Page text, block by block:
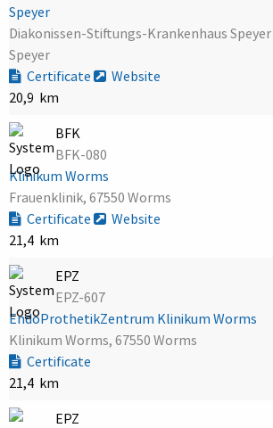
Speyer
Diakonissen-Stiftungs-Krankenhaus
Speyer
Certificate
Website
20,9 km
BFK
BFK-080
Klinikum Worms
Frauenklinik, 67550 Worms
Certificate
Website
21,4 km
EPZ
EPZ-607
EndoProthetikZentrum Klinikum Worms
Klinikum Worms, 67550 Worms
Certificate
21,4 km
EPZ